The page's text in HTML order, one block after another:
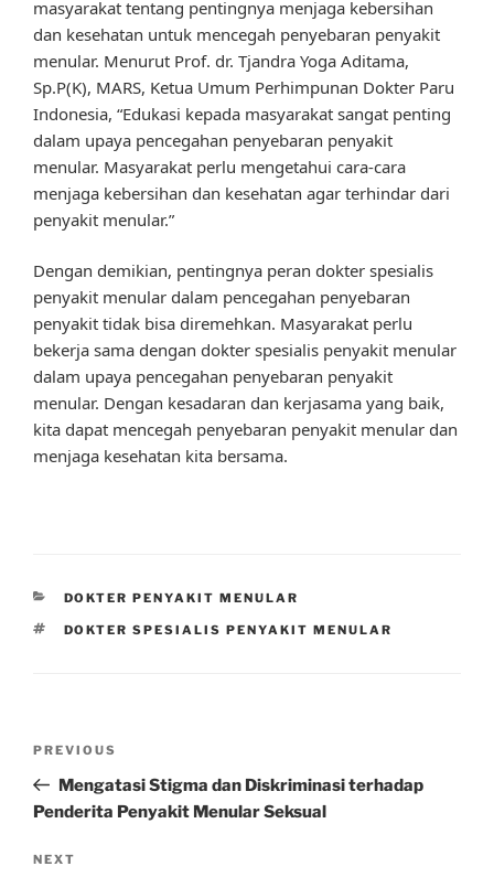
masyarakat tentang pentingnya menjaga kebersihan
dan kesehatan untuk mencegah penyebaran penyakit
menular. Menurut Prof. dr. Tjandra Yoga Aditama,
Sp.P(K), MARS, Ketua Umum Perhimpunan Dokter Paru
Indonesia, “Edukasi kepada masyarakat sangat penting
dalam upaya pencegahan penyebaran penyakit
menular. Masyarakat perlu mengetahui cara-cara
menjaga kebersihan dan kesehatan agar terhindar dari
penyakit menular.”
Dengan demikian, pentingnya peran dokter spesialis
penyakit menular dalam pencegahan penyebaran
penyakit tidak bisa diremehkan. Masyarakat perlu
bekerja sama dengan dokter spesialis penyakit menular
dalam upaya pencegahan penyebaran penyakit
menular. Dengan kesadaran dan kerjasama yang baik,
kita dapat mencegah penyebaran penyakit menular dan
menjaga kesehatan kita bersama.
CATEGORIES
DOKTER PENYAKIT MENULAR
TAGS
DOKTER SPESIALIS PENYAKIT MENULAR
Previous
Post
PREVIOUS
Mengatasi Stigma dan Diskriminasi terhadap
Penderita Penyakit Menular Seksual
Next
NEXT